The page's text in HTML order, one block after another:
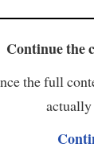
Continue the
the full
actually